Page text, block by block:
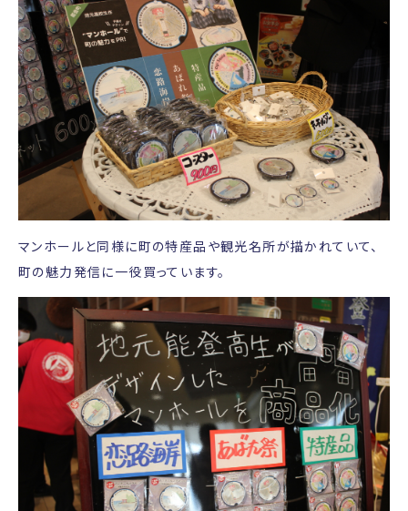
マンホールと同様に町の特産品や観光名所が描かれていて、
町の魅力発信に一役買っています。